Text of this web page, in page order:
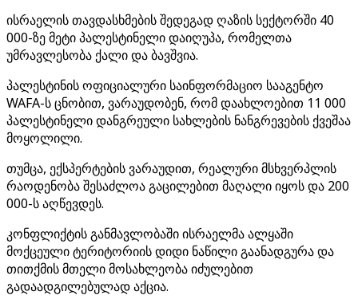
ისრაელის თავდასხმების შედეგად ღაზის სექტორში 40
000-ზე მეტი პალესტინელი დაიღუპა, რომელთა
უმრავლესობა ქალი და ბავშვია.
პალესტინის ოფიციალური საინფორმაციო სააგენტო
WAFA-ს ცნობით, ვარაუდობენ, რომ დაახლოებით 11 000
პალესტინელი დანგრეული სახლების ნანგრევების ქვეშაა
მოყოლილი.
თუმცა, ექსპერტების ვარაუდით, რეალური მსხვერპლის
რაოდენობა შესაძლოა გაცილებით მაღალი იყოს და 200
000-ს აღწევდეს.
კონფლიქტის განმავლობაში ისრაელმა ალყაში
მოქცეული ტერიტორიის დიდი ნაწილი გაანადგურა და
თითქმის მთელი მოსახლეობა იძულებით
გადაადგილებულად აქცია.